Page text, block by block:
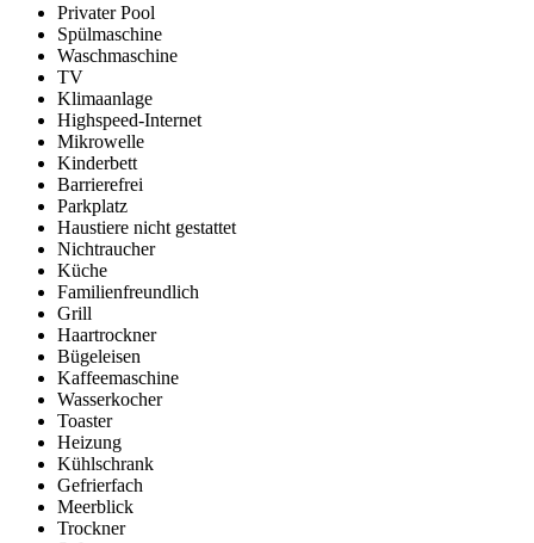
Privater Pool
Spülmaschine
Waschmaschine
TV
Klimaanlage
Highspeed-Internet
Mikrowelle
Kinderbett
Barrierefrei
Parkplatz
Haustiere nicht gestattet
Nichtraucher
Küche
Familienfreundlich
Grill
Haartrockner
Bügeleisen
Kaffeemaschine
Wasserkocher
Toaster
Heizung
Kühlschrank
Gefrierfach
Meerblick
Trockner